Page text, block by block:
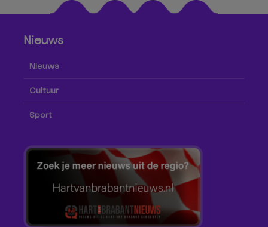
Nieuws
Nieuws
Cultuur
Sport